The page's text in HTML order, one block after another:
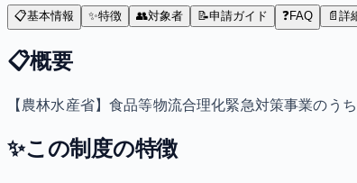
📋基本情報 ✨特徴 👥対象者 📝申請ガイド ❓FAQ 📄 詳
📋概要
【農林水産省】食品等物流合理化緊急対策事業のう
✨この制度の特徴